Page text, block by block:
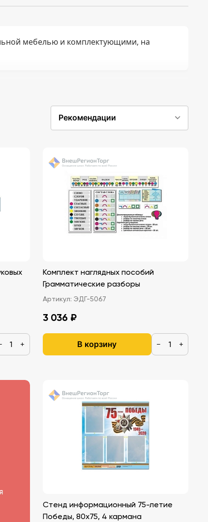
мебелью и комплектующими, на
Рекомендации
+
Комплект наглядных пособий
Грамматические разборы
Артикул: ЭДГ-5067
3 036 ₽
В корзину − +
Стенд информационный 75-летие
Победы, 80х75, 4 кармана